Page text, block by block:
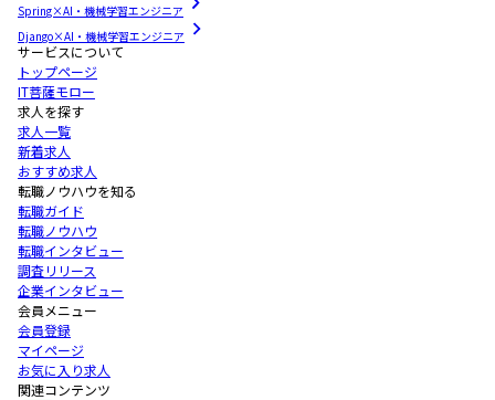
Spring×AI・機械学習エンジニア
Django×AI・機械学習エンジニア
サービスについて
トップページ
IT菩薩モロー
求人を探す
求人一覧
新着求人
おすすめ求人
転職ノウハウを知る
転職ガイド
転職ノウハウ
転職インタビュー
調査リリース
企業インタビュー
会員メニュー
会員登録
マイページ
お気に入り求人
関連コンテンツ